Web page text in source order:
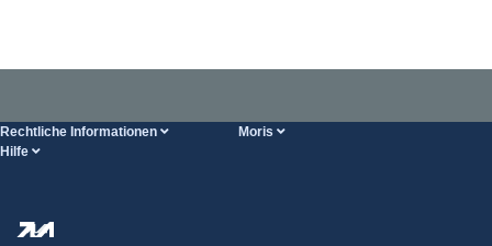
Rechtliche Informationen Moris
Hilfe
Transport